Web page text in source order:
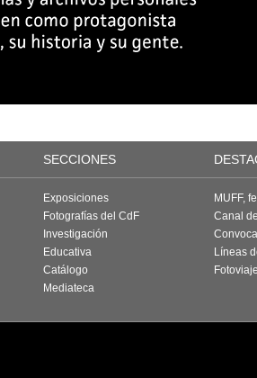
SECCIONES
Exposiciones
Fotografías del CdF
Investigación
Educativa
Catálogo
Mediateca
MUFF,
Canal
Líneas